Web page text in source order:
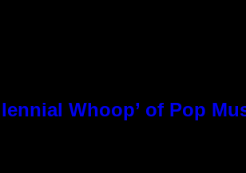
Whoop’ of Pop